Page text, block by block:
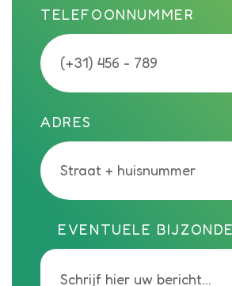
TELEFOONNUMMER
ADRES
EVENTUELE